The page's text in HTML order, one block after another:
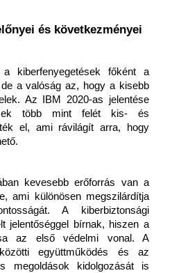
és következményei
kiberfenyegetések főként a
a valóság az, hogy a kisebb
Az IBM 2020-as jelentése
több mint felét kis- és
el, ami rávilágít arra, hogy
kevesebb erőforrás van a
ami különösen megszilárdítja
A kiberbiztonsági
jelentőséggel bírnak, hiszen a
az első védelmi vonal. A
együttműködés és az
megoldások kidolgozását is